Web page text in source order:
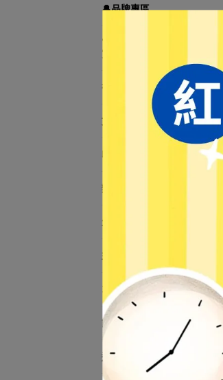
🔔品牌專區
🏆文具控必buy—日本文具大
賞！
書寫工具
文具用品
收納用品
辦公用品
生活小物
益智遊戲／教學用品
3C用品
節慶用品
運動用品